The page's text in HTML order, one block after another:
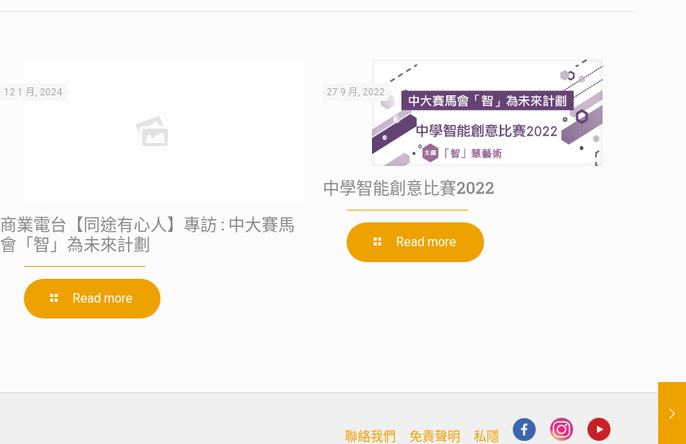
12 1 月, 2024
商業電台【同途有心人】專訪 : 中大賽馬
會「智」為未來計劃
Read more
27 9 月, 2022
中學智能創意比賽2022
Read more
聯絡我們 免責聲明 私隱